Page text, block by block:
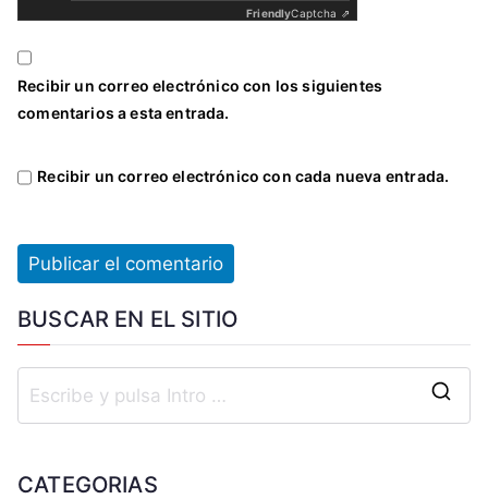
FriendlyCaptcha ⇗
Recibir un correo electrónico con los siguientes
comentarios a esta entrada.
Recibir un correo electrónico con cada nueva entrada.
BUSCAR EN EL SITIO
CATEGORIAS